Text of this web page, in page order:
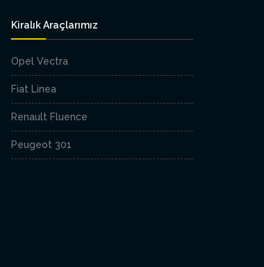
Kiralık Araçlarımız
Opel Vectra
Fiat Linea
Renault Fluence
Peugeot 301